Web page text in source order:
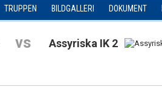
TRUPPEN BILDGALLERI DOKUMENT
vs Assyriska IK 2